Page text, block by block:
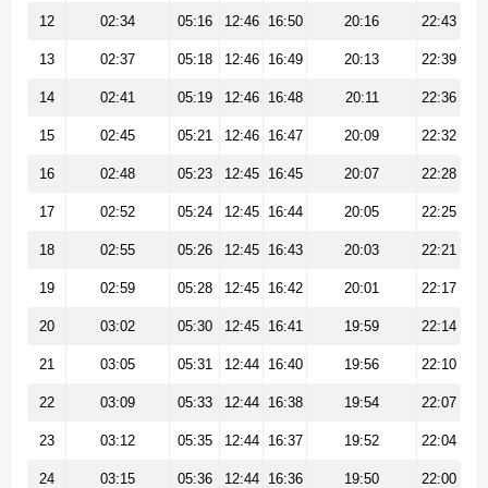
12 02:34 05:16 12:46 16:50 20:16 22:43
13 02:37 05:18 12:46 16:49 20:13 22:39
14 02:41 05:19 12:46 16:48 20:11 22:36
15 02:45 05:21 12:46 16:47 20:09 22:32
16 02:48 05:23 12:45 16:45 20:07 22:28
17 02:52 05:24 12:45 16:44 20:05 22:25
18 02:55 05:26 12:45 16:43 20:03 22:21
19 02:59 05:28 12:45 16:42 20:01 22:17
20 03:02 05:30 12:45 16:41 19:59 22:14
21 03:05 05:31 12:44 16:40 19:56 22:10
22 03:09 05:33 12:44 16:38 19:54 22:07
23 03:12 05:35 12:44 16:37 19:52 22:04
24 03:15 05:36 12:44 16:36 19:50 22:00